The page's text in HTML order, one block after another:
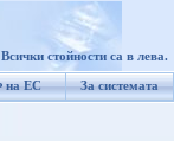
стойности са в лева.
на ЕС За системата